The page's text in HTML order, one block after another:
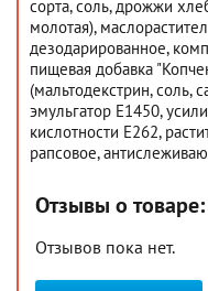
сорта, соль, дрожжи
молотая),
дезодарированное,
пищевая добавка
(мальтодекстрин, соль,
эмульгатор Е1450,
кислотности Е262,
рапсовое,
Отзывы о товаре:
Отзывов пока нет.